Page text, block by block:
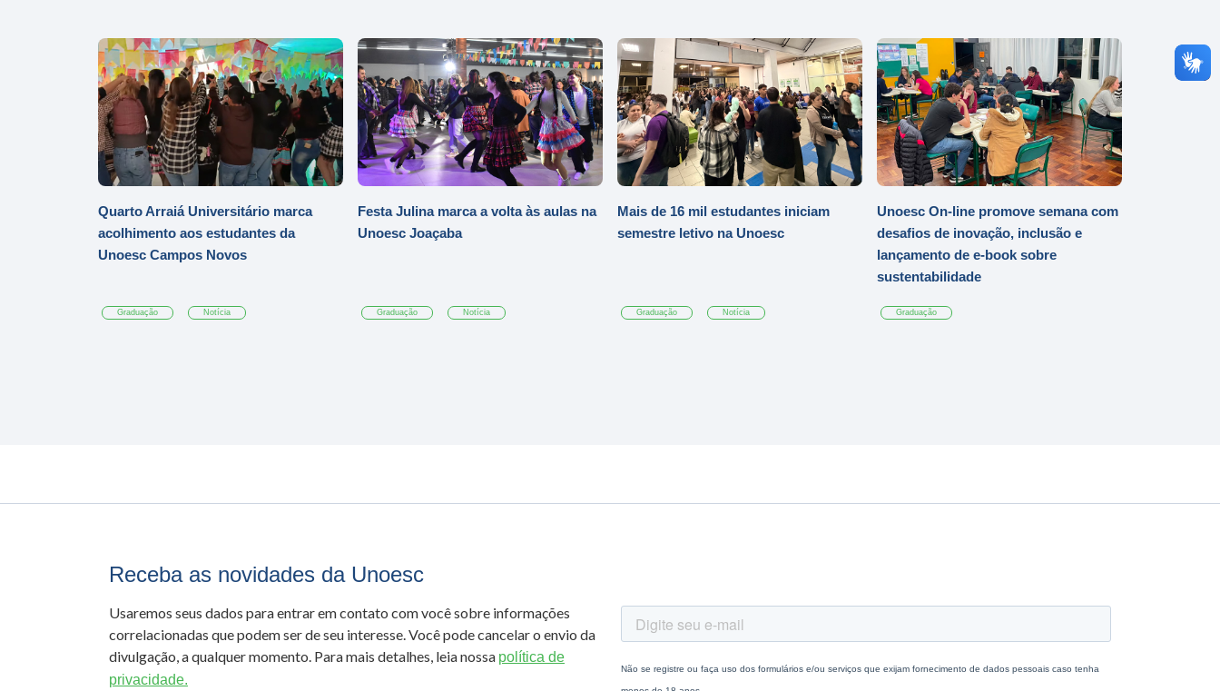
Quarto Arraiá Universitário marca
acolhimento aos estudantes da
Unoesc Campos Novos
Graduação Notícia
Festa Julina marca a volta às aulas na
Unoesc Joaçaba
Graduação Notícia
Mais de 16 mil estudantes iniciam
semestre letivo na Unoesc
Graduação Notícia
Unoesc On-line promove semana com
desafios de inovação, inclusão e
lançamento de e-book sobre
sustentabilidade
Graduação
Receba as novidades da Unoesc
Usaremos seus dados para entrar em contato com você sobre informações
correlacionadas que podem ser de seu interesse. Você pode cancelar o envio da
divulgação, a qualquer momento. Para mais detalhes, leia nossa política de
privacidade.